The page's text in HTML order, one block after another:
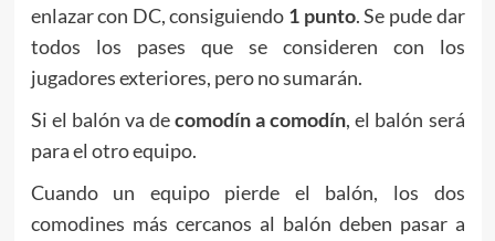
enlazar con DC, consiguiendo 1 punto. Se pude dar
todos los pases que se consideren con los
jugadores exteriores, pero no sumarán.
Si el balón va decomodín a comodín, el balón será
para el otro equipo.
Cuando un equipo pierde el balón, los dos
comodines más cercanos al balón deben pasar a